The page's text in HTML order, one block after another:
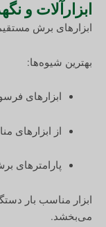
ابزارآلات و
ابزارهای برش
بهترین شیوه‌ها:
ابزارهای
از ابزارهای
پارامترهای
ابزار مناسب بار
می‌بخشد.